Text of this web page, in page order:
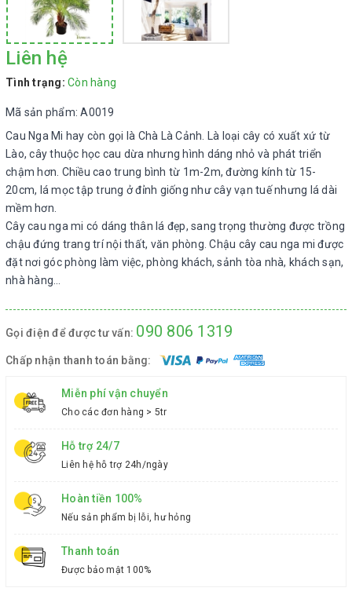
Liên hệ
Tình trạng: Còn hàng
Mã sản phẩm: A0019
Cau Nga Mi hay còn gọi là Chà Là Cảnh. Là loại cây có xuất xứ từ
Lào, cây thuộc học cau dừa nhưng hình dáng nhỏ và phát triển
chậm hơn. Chiều cao trung bình từ 1m-2m, đường kính từ 15-
20cm, lá mọc tập trung ở đỉnh giống như cây vạn tuế nhưng lá dài
mềm hơn.
Cây cau nga mi có dáng thân lá đẹp, sang trọng thường được trồng
chậu đứng trang trí nội thất, văn phòng. Chậu cây cau nga mi được
đặt nơi góc phòng làm việc, phòng khách, sảnh tòa nhà, khách sạn,
nhà hàng…
Gọi điện để được tư vấn: 090 806 1319
Chấp nhận thanh toán bằng:
Miễn phí vận chuyển
Cho các đơn hàng > 5tr
Hỗ trợ 24/7
Liên hệ hỗ trợ 24h/ngày
Hoàn tiền 100%
Nếu sản phẩm bị lỗi, hư hỏng
Thanh toán
Được bảo mật 100%